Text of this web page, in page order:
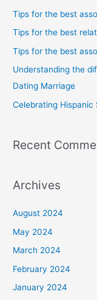
o
r
:
Tips for the best
Tips for the best
Tips for the best
Understanding the
Dating Marriage
Celebrating Hispanic
Recent
Archives
August 2024
May 2024
March 2024
February 2024
January 2024